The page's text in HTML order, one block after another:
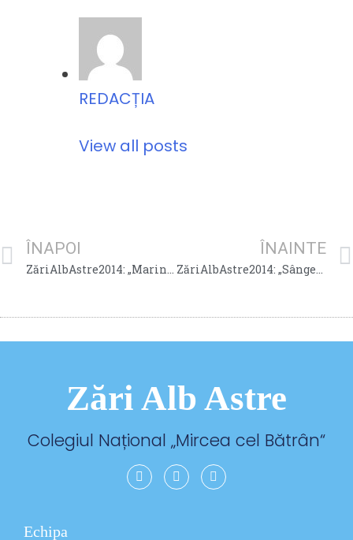
REDACȚIA
View all posts
ÎNAPOI
ZăriAlbAstre2014: „Marina Cozma, cel mai mic viitor mare pilot“ de Ioana Capotă, clasa a XI-a B
ÎNAINTE
ZăriAlbAstre2014: „Sângele artificial – o invenţie revoluţionară, marcă românească“ de Cristina Danovski, clasa a IX-a F
Zări Alb Astre
Colegiul Național „Mircea cel Bătrân“
Echipa